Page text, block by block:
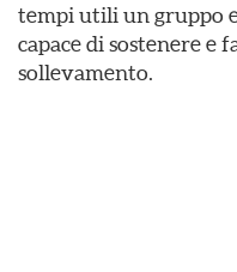
tempi utili un gruppo
capace di sostenere e
sollevamento.